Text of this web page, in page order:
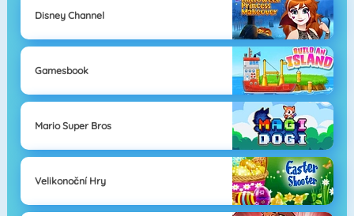
Disney Channel
Gamesbook
Mario Super Bros
Velikonoční Hry